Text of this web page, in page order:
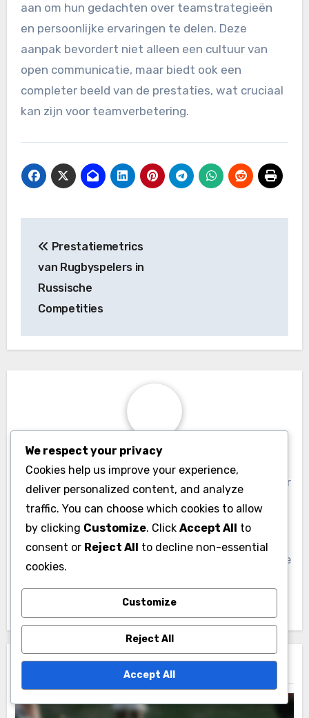
aan om hun gedachten over teamstrategieën
en persoonlijke ervaringen te delen. Deze
aanpak bevordert niet alleen een cultuur van
open communicatie, maar biedt ook een
completer beeld van de prestaties, wat cruciaal
kan zijn voor teamverbetering.
navigation
Prestatiemetrics
van Rugbyspelers in
Russische
Competities
By Julian Carter
Julian Carter is een sportanalist met een passie voor
rugby. Met meer dan tien jaar ervaring in
prestatiemetrics, is hij gespecialiseerd in het
analyseren van spelersposities en teamstrategieën.
Zijn inzichten helpen coaches en spelers hun spel te
beslissingen.
We respect your privacy
Cookies help us improve your experience,
deliver personalized content, and analyze
traffic. You can choose which cookies to allow
by clicking Customize. Click Accept All to
consent or Reject All to decline non-essential
cookies.
Customize
Reject All
Accept All